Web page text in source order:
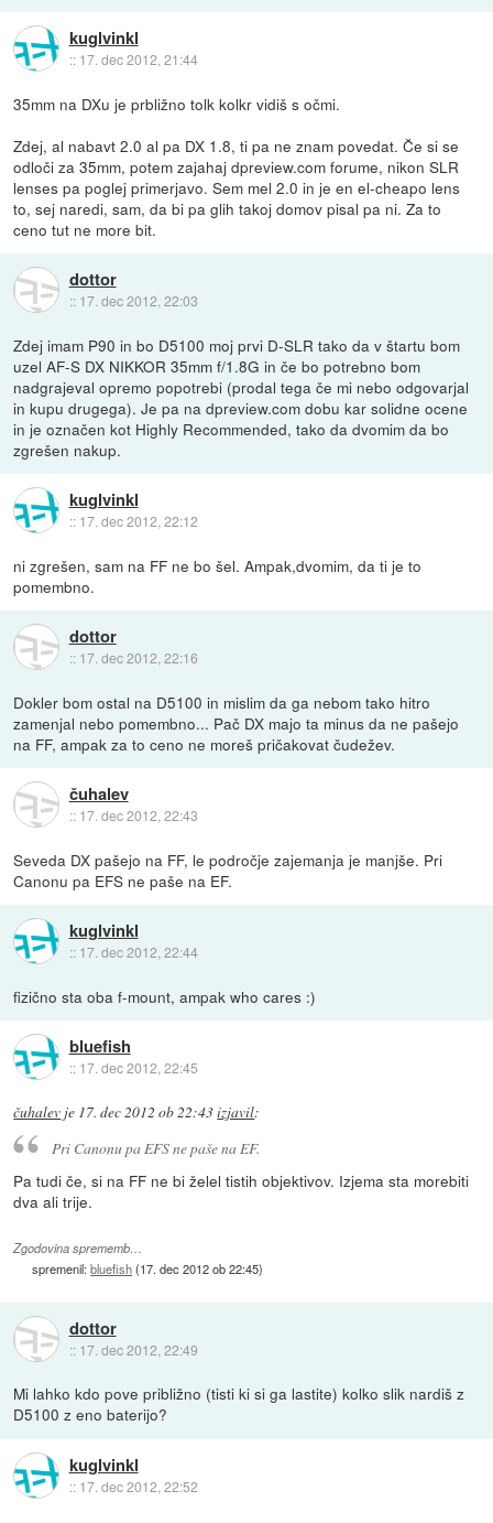
kuglvinkl
:: 17. dec 2012, 21:44
35mm na DXu je prbližno tolk kolkr vidiš s očmi.
Zdej, al nabavt 2.0 al pa DX 1.8, ti pa ne znam povedat. Če si se
odloči za 35mm, potem zajahaj dpreview.com forume, nikon SLR
lenses pa poglej primerjavo. Sem mel 2.0 in je en el-cheapo lens
to, sej naredi, sam, da bi pa glih takoj domov pisal pa ni. Za to
ceno tut ne more bit.
dottor
:: 17. dec 2012, 22:03
Zdej imam P90 in bo D5100 moj prvi D-SLR tako da v štartu bom
uzel AF-S DX NIKKOR 35mm f/1.8G in če bo potrebno bom
nadgrajeval opremo popotrebi (prodal tega če mi nebo odgovarjal
in kupu drugega). Je pa na dpreview.com dobu kar solidne ocene
in je označen kot Highly Recommended, tako da dvomim da bo
zgrešen nakup.
kuglvinkl
:: 17. dec 2012, 22:12
ni zgrešen, sam na FF ne bo šel. Ampak,dvomim, da ti je to
pomembno.
dottor
:: 17. dec 2012, 22:16
Dokler bom ostal na D5100 in mislim da ga nebom tako hitro
zamenjal nebo pomembno... Pač DX majo ta minus da ne pašejo
na FF, ampak za to ceno ne moreš pričakovat čudežev.
čuhalev
:: 17. dec 2012, 22:43
Seveda DX pašejo na FF, le področje zajemanja je manjše. Pri
Canonu pa EFS ne paše na EF.
kuglvinkl
:: 17. dec 2012, 22:44
fizično sta oba f-mount, ampak who cares :)
bluefish
:: 17. dec 2012, 22:45
čuhalev je 17. dec 2012 ob 22:43izjavil:
Pri Canonu pa EFS ne paše na EF.
Pa tudi če, si na FF ne bi želel tistih objektivov. Izjema sta morebiti
dva ali trije.
Zgodovina sprememb…
spremenil:bluefish(17. dec 2012 ob 22:45)
dottor
:: 17. dec 2012, 22:49
Mi lahko kdo pove približno (tisti ki si ga lastite) kolko slik nardiš z
D5100 z eno baterijo?
kuglvinkl
:: 17. dec 2012, 22:52